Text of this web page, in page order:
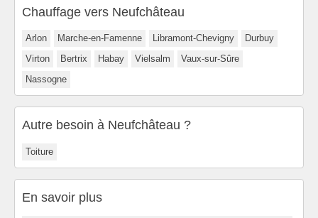
Chauffage vers Neufchâteau
Arlon Marche-en-Famenne Libramont-Chevigny
Durbuy
Virton
Bertrix Habay Vielsalm
Vaux-sur-Sûre
Nassogne
Autre besoin à Neufchâteau ?
Toiture
En savoir plus